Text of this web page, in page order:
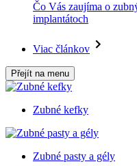
Čo Vás zaujíma o
implantátoch
Viac článkov
Přejít na menu
Zubné kefky
Zubné pasty a gély